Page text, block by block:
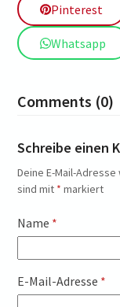
Pinterest
Whatsapp
Comments (0)
Schreibe einen
Deine E-Mail-
sind mit * markiert
Name *
E-Mail-Adresse *